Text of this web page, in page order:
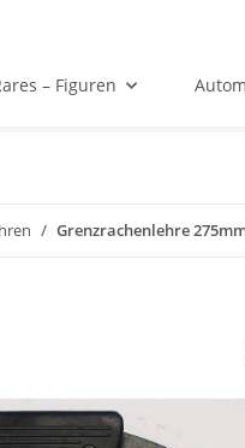
– Figuren
Grenzrachenlehre